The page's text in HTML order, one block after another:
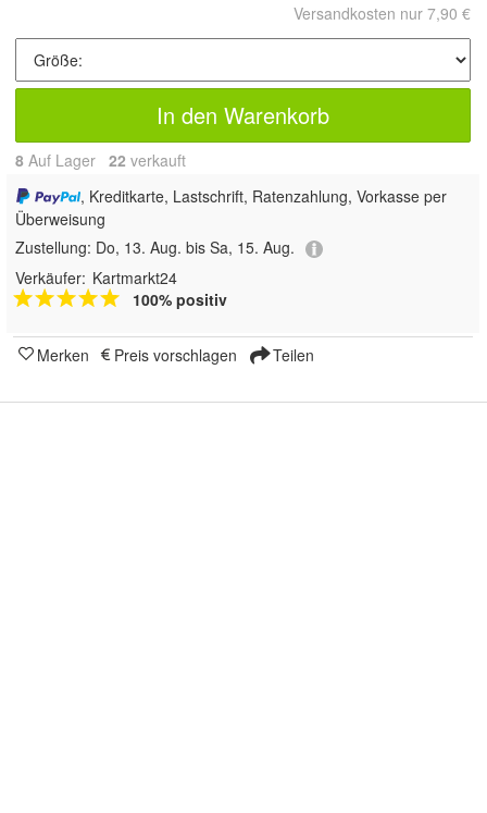
Versandkosten nur 7,90 €
In den Warenkorb
8 Auf Lager 22 verkauft
, Kreditkarte, Lastschrift, Ratenzahlung, Vorkasse per
Überweisung
Zustellung: Do, 13. Aug. bis Sa, 15. Aug.
Verkäufer: Kartmarkt24
100% positiv
Merken Preis vorschlagen Teilen